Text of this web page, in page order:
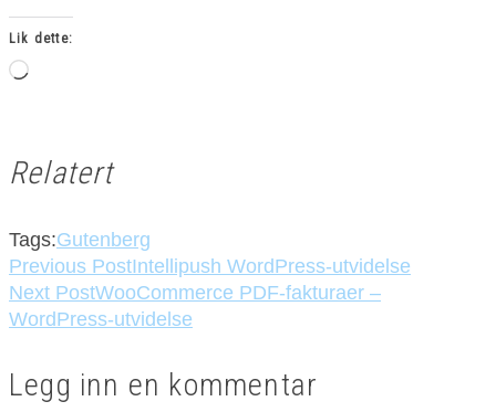
Lik dette:
Laster
Relatert
Tags:Gutenberg
Previous PostIntellipush WordPress-utvidelse
Next PostWooCommerce PDF-fakturaer –
WordPress-utvidelse
Legg inn en kommentar